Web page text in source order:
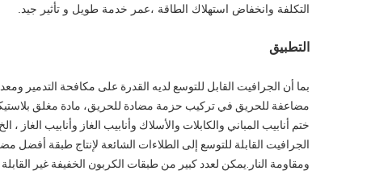
التكلفة وانخفاض استهلاك الطاقة ،عمر خدمة طويل و تأثير جيد.
التطبيق
بما أن الجرافيت القابل للتوسع لديه القدرة على مكافحة التدمير
مضاعفة للحريق في تركيب حزمة مضادة للحريق، مادة مغلق
ختم أنابيب المباني والكابلات والأسلاك وأنابيب الغاز وأنابيب
الجرافيت القابلة للتوسع إلى الطلاءات الشائعة لإنتاج طبقة أفضل
ومقاومة النار.يمكن لعدد كبير من طبقات الكربون الخفيفة غير